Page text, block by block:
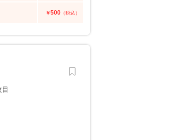
￥500 （税込）